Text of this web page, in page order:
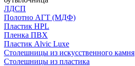
ЛДСП
Полотно АГТ (МДФ)
Пластик HPL
Пленка ПВХ
Пластик Alvic Luxe
Столешницы из искусственного камня
Столешницы из пластика